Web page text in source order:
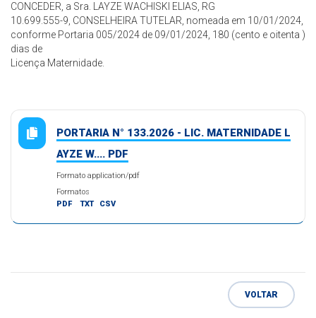
CONCEDER, a Sra. LAYZE WACHISKI ELIAS, RG
10.699.555-9, CONSELHEIRA TUTELAR, nomeada em 10/01/2024,
conforme Portaria 005/2024 de 09/01/2024, 180 (cento e oitenta )
dias de
Licença Maternidade.
PORTARIA N° 133.2026 - LIC. MATERNIDADE L
AYZE W.... PDF
Formato application/pdf
Formatos
PDF
TXT CSV
VOLTAR